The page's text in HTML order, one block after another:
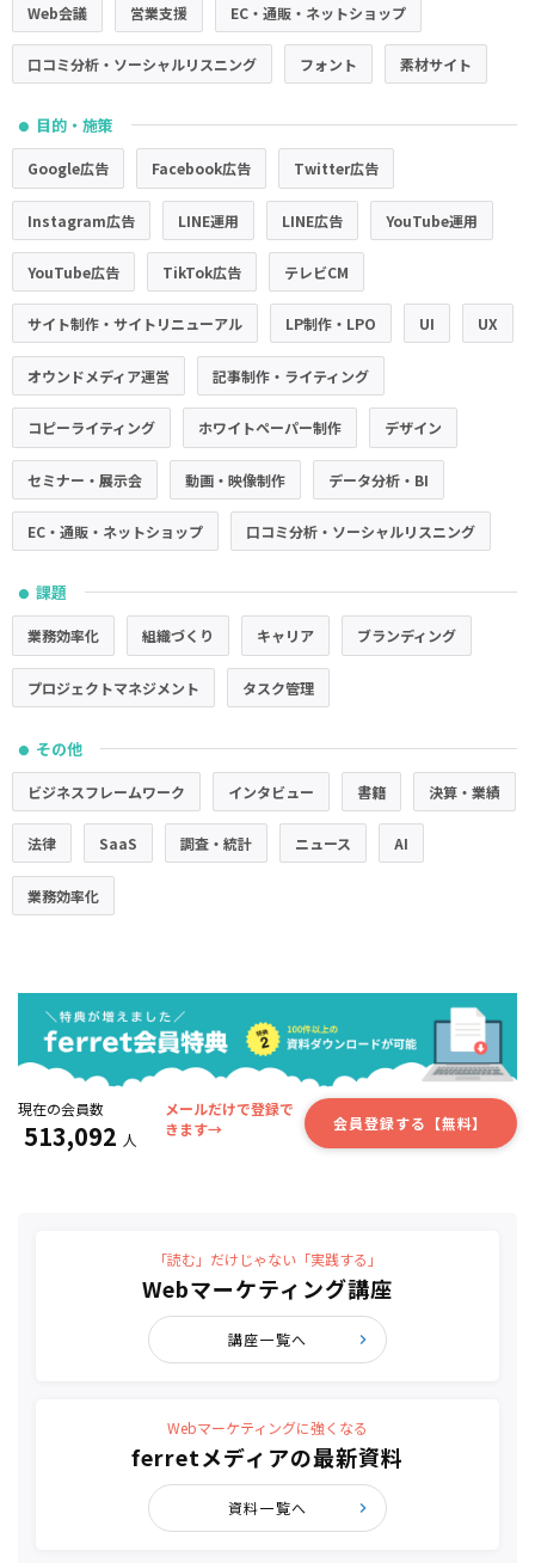
Web会議 営業支援 EC・通販・ネットショップ
口コミ分析・ソーシャルリスニング フォント 素材サイト
● 目的・施策
Google広告 Facebook広告 Twitter広告
Instagram広告 LINE運用 LINE広告 YouTube運用
YouTube広告 TikTok広告 テレビCM
サイト制作・サイトリニューアル LP制作・LPO UI UX
オウンドメディア運営 記事制作・ライティング
コピーライティング ホワイトペーパー制作 デザイン
セミナー・展示会 動画・映像制作 データ分析・BI
EC・通販・ネットショップ 口コミ分析・ソーシャルリスニング
● 課題
業務効率化 組織づくり キャリア ブランディング
プロジェクトマネジメント タスク管理
● その他
ビジネスフレームワーク インタビュー 書籍 決算・業績
法律 SaaS 調査・統計 ニュース AI
業務効率化
現在の会員数
513,092 人
メールだけで登録で
きます→
会員登録する【無料】
「読む」だけじゃない「実践する」
Webマーケティング講座
講座一覧へ
Webマーケティングに強くなる
ferretメディアの最新資料
資料一覧へ